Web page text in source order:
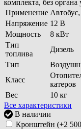
комплекта, без
Применение
Напряжение 12 В
Мощность
8 кВт
Тип
топлива
Дизель
Тип
Класс
катеров
Вес
10 кг
Все характеристики
В наличии
Кронштейн (+2 500